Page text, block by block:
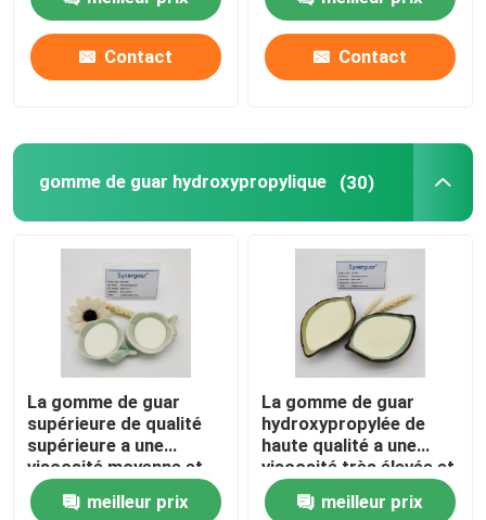
À propos de nous
Contactez-nous
Nouvelles
Cas
Demandez un devis
transparence pour les
soins capillaires.
Contact
transparent pour des
soins capillaires
Contact
gomme de guar hydroxypropylique (30)
La gomme de guar
supérieure de qualité
supérieure a une
viscosité moyenne et
une transparence
élevée pour les soins
meilleur prix
La gomme de guar
hydroxypropylée de
haute qualité a une
viscosité très élevée et
un degré moyen de
substitution pour les
meilleur prix